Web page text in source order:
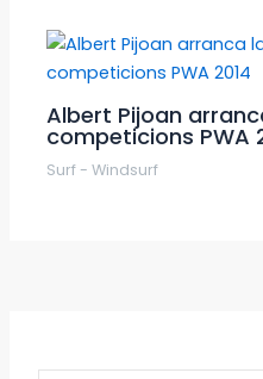
Albert Pijoan
competicions PWA
Surf - Windsurf